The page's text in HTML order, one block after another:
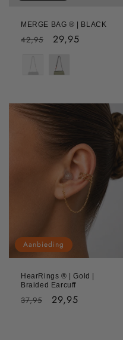
MERGE BAG ® | BLACK
Normale
42,95 Aanbiedingsprijs
29,95
Aanbieding
HearRings ® | Gold |
Braided Earcuff
Normale
37,95 Aanbiedingsprijs
29,95